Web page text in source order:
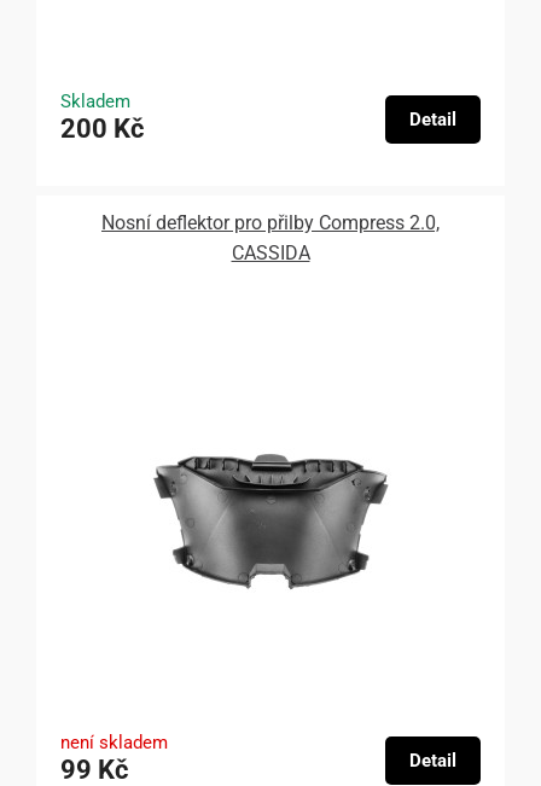
Skladem
200 Kč Detail
Nosní deflektor pro přilby Compress 2.0,
CASSIDA
není skladem
99 Kč Detail